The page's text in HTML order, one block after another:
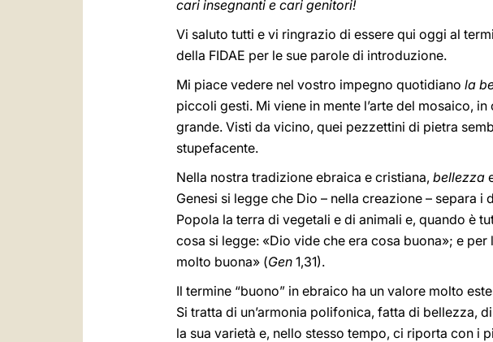
cari insegnanti e cari genitori!
Vi saluto tutti e vi ringrazio di essere qui oggi al
della FIDAE per le sue parole di introduzione.
Mi piace vedere nel vostro impegno quotidiano la
piccoli gesti. Mi viene in mente l’arte del mosaico,
grande. Visti da vicino, quei pezzettini di pietra
stupefacente.
Nella nostra tradizione ebraica e cristiana, bellezza
Genesi si legge che Dio – nella creazione – separa
Popola la terra di vegetali e di animali e, quando è
cosa si legge: «Dio vide che era cosa buona»; e
molto buona» (Gen 1,31).
Il termine “buono” in ebraico ha un valore molto
Si tratta di un’armonia polifonica, fatta di bellezza,
la sua varietà e, nello stesso tempo, ci riporta con i